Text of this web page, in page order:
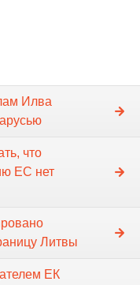
Илва
что
ЕС нет
Литвы
ЕК